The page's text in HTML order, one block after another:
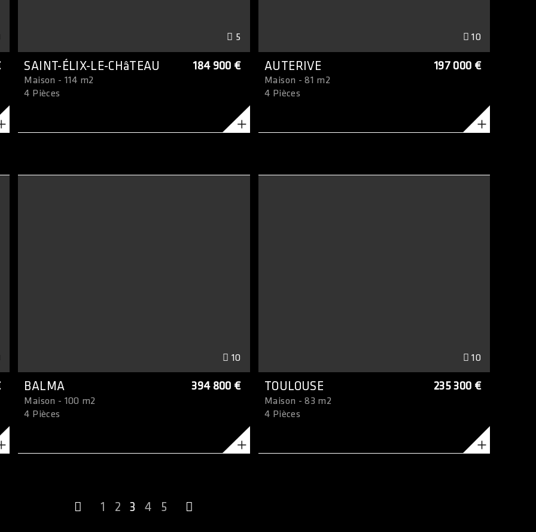
SAINT-ÉLIX-LE-CHâTEAU 184 900 €
Maison - 114 m2
4 Pièces
5
AUTERIVE 197 000 €
Maison - 81 m2
4 Pièces
10
BALMA 394 800 €
Maison - 100 m2
4 Pièces
10
TOULOUSE 235 300 €
Maison - 83 m2
4 Pièces
10
1 2 3 4 5